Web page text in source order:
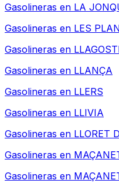
Gasolineras en LA
Gasolineras en LES
Gasolineras en
Gasolineras en LLANÇA
Gasolineras en LLERS
Gasolineras en LLIVIA
Gasolineras en LLORET
Gasolineras en
Gasolineras en